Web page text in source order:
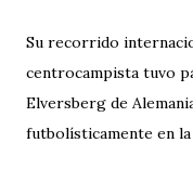
Su recorrido
centrocampista tuvo
Elversberg de
futbolísticamente en la